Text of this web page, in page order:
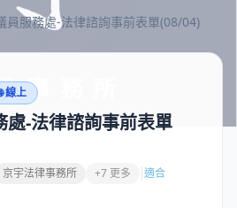
員服務處-法律諮詢事前表單(08/04)
線上
處-法律諮詢事前表單
京宇法律事務所 +7 更多
適合